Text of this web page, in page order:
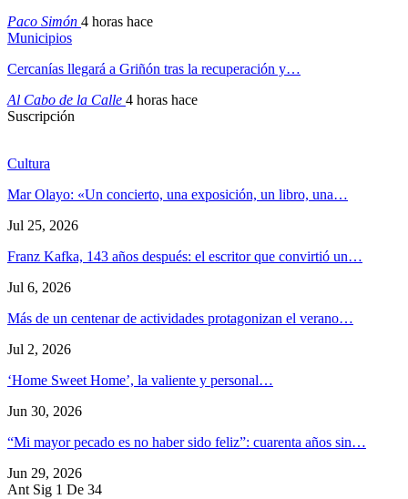
Paco Simón 4 horas hace
Municipios
Cercanías llegará a Griñón tras la recuperación y…
Al Cabo de la Calle 4 horas hace
Suscripción
Cultura
Mar Olayo: «Un concierto, una exposición, un libro, una…
Jul 25, 2026
Franz Kafka, 143 años después: el escritor que convirtió un…
Jul 6, 2026
Más de un centenar de actividades protagonizan el verano…
Jul 2, 2026
‘Home Sweet Home’, la valiente y personal…
Jun 30, 2026
“Mi mayor pecado es no haber sido feliz”: cuarenta años sin…
Jun 29, 2026
Ant Sig 1 De 34